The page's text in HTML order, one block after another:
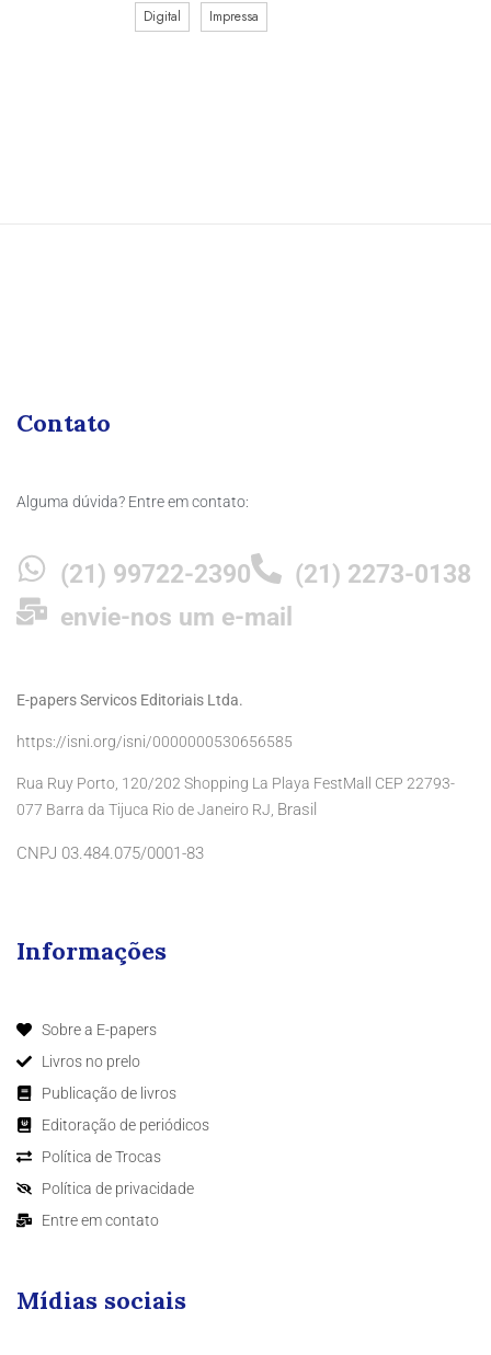
Digital Impressa
Contato
Alguma dúvida? Entre em contato:
(21) 99722-2390
(21) 2273-0138
envie-nos um e-mail
E-papers Servicos Editoriais Ltda.
https://isni.org/isni/0000000530656585
Rua Ruy Porto, 120/202 Shopping La Playa FestMall CEP 22793-
077 Barra da Tijuca Rio de Janeiro RJ, Brasil
CNPJ 03.484.075/0001-83
Informações
Sobre a E-papers
Livros no prelo
Publicação de livros
Editoração de periódicos
Política de Trocas
Política de privacidade
Entre em contato
Mídias sociais